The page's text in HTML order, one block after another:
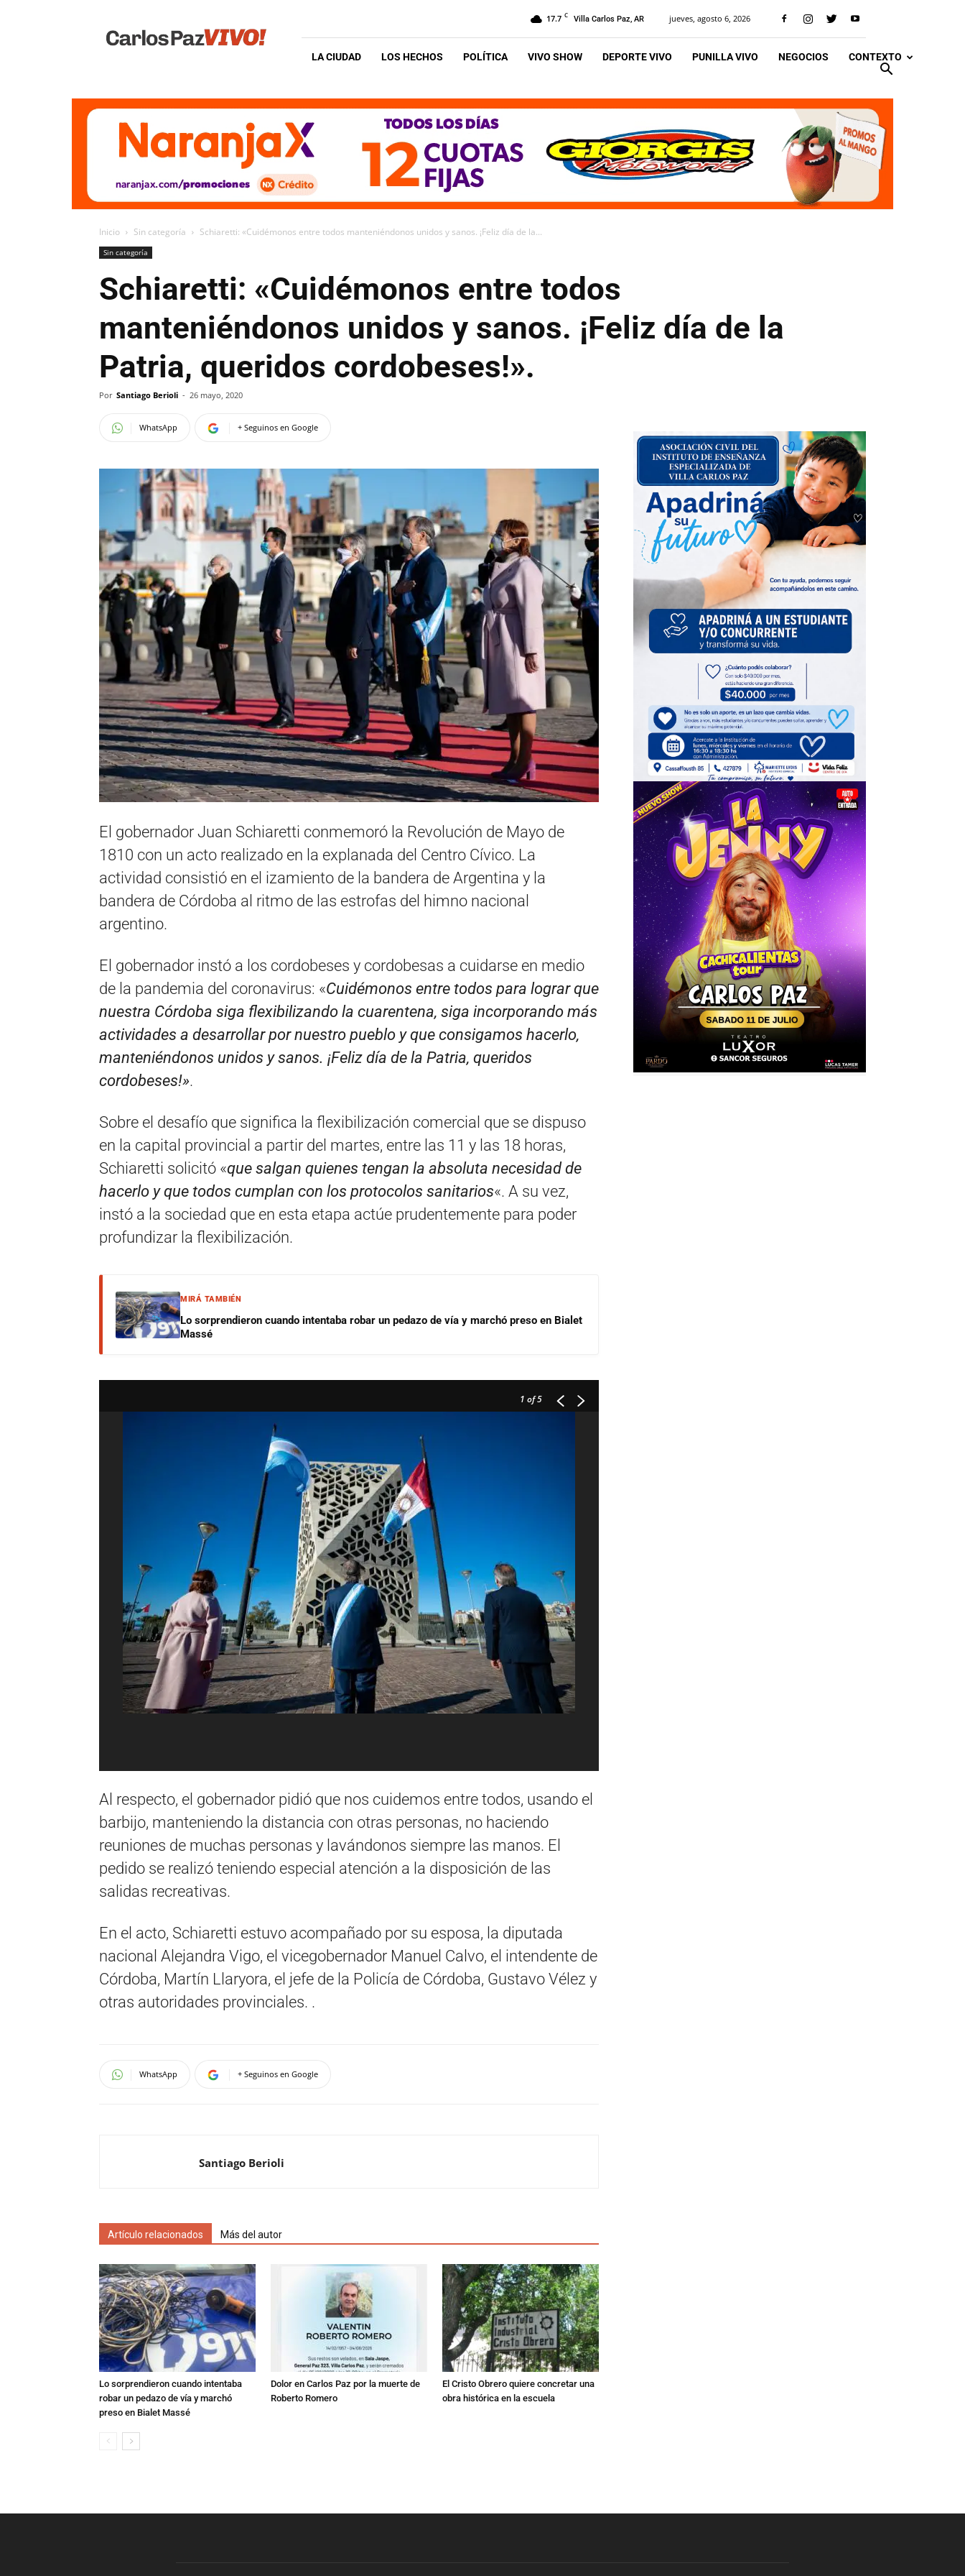
Vivo
17.7 C Villa Carlos Paz, AR jueves, agosto 6, 2026
LA CIUDAD LOS HECHOS POLÍTICA VIVO SHOW DEPORTE VIVO PUNILLA VIVO NEGOCIOS CONTEXTO
Inicio Sin categoría Schiaretti: «Cuidémonos entre todos manteniéndonos unidos y sanos. ¡Feliz día de la...
Sin categoría
Schiaretti: «Cuidémonos entre todos
manteniéndonos unidos y sanos. ¡Feliz día de la
Patria, queridos cordobeses!».
Por Santiago Berioli - 26 mayo, 2020
WhatsApp + Seguinos en Google
El gobernador Juan Schiaretti conmemoró la Revolución de Mayo de
1810 con un acto realizado en la explanada del Centro Cívico. La
actividad consistió en el izamiento de la bandera de Argentina y la
bandera de Córdoba al ritmo de las estrofas del himno nacional
argentino.
El gobernador instó a los cordobeses y cordobesas a cuidarse en medio
de la pandemia del coronavirus: «Cuidémonos entre todos para lograr que
nuestra Córdoba siga flexibilizando la cuarentena, siga incorporando más
actividades a desarrollar por nuestro pueblo y que consigamos hacerlo,
manteniéndonos unidos y sanos. ¡Feliz día de la Patria, queridos
cordobeses!».
Sobre el desafío que significa la flexibilización comercial que se dispuso
en la capital provincial a partir del martes, entre las 11 y las 18 horas,
Schiaretti solicitó «que salgan quienes tengan la absoluta necesidad de
hacerlo y que todos cumplan con los protocolos sanitarios«. A su vez,
instó a la sociedad que en esta etapa actúe prudentemente para poder
profundizar la flexibilización.
MIRÁ TAMBIÉN
Lo sorprendieron cuando intentaba robar un pedazo de vía y marchó preso en Bialet
Massé
1 of 5
Al respecto, el gobernador pidió que nos cuidemos entre todos, usando el
barbijo, manteniendo la distancia con otras personas, no haciendo
reuniones de muchas personas y lavándonos siempre las manos. El
pedido se realizó teniendo especial atención a la disposición de las
salidas recreativas.
En el acto, Schiaretti estuvo acompañado por su esposa, la diputada
nacional Alejandra Vigo, el vicegobernador Manuel Calvo, el intendente de
Córdoba, Martín Llaryora, el jefe de la Policía de Córdoba, Gustavo Vélez y
otras autoridades provinciales. .
WhatsApp + Seguinos en Google
Santiago Berioli
Artículo relacionados Más del autor
Lo sorprendieron cuando intentaba
robar un pedazo de vía y marchó
preso en Bialet Massé
Dolor en Carlos Paz por la muerte de
Roberto Romero
El Cristo Obrero quiere concretar una
obra histórica en la escuela